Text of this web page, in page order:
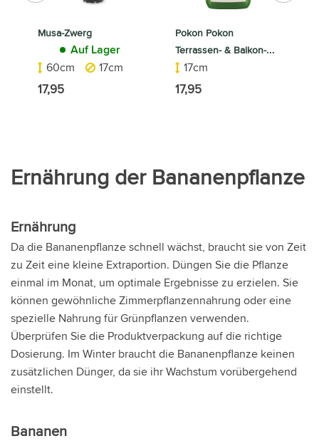
Musa-Zwerg
Auf Lager
60cm
17cm
17,95
Pokon Pokon
Terrassen- & Balkon-
Pflanzen
17cm
17,95
Ernährung der Bananenpflanze
Ernährung
Da die Bananenpflanze schnell wächst, braucht sie von Zeit
zu Zeit eine kleine Extraportion. Düngen Sie die Pflanze
einmal im Monat, um optimale Ergebnisse zu erzielen. Sie
können gewöhnliche Zimmerpflanzennahrung oder eine
spezielle Nahrung für Grünpflanzen verwenden.
Überprüfen Sie die Produktverpackung auf die richtige
Dosierung. Im Winter braucht die Bananenpflanze keinen
zusätzlichen Dünger, da sie ihr Wachstum vorübergehend
einstellt.
Bananen